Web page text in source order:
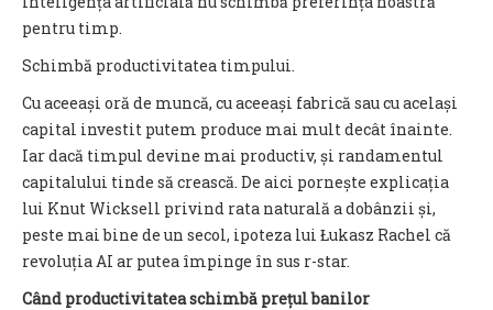
pentru timp.
Schimbă productivitatea timpului.
Cu aceeași oră de muncă, cu aceeași fabrică sau cu același
capital investit putem produce mai mult decât înainte.
Iar dacă timpul devine mai productiv, și randamentul
capitalului tinde să crească. De aici pornește explicația
lui Knut Wicksell privind rata naturală a dobânzii și,
peste mai bine de un secol, ipoteza lui Łukasz Rachel că
revoluția AI ar putea împinge în sus r-star.
Când productivitatea schimbă prețul banilor